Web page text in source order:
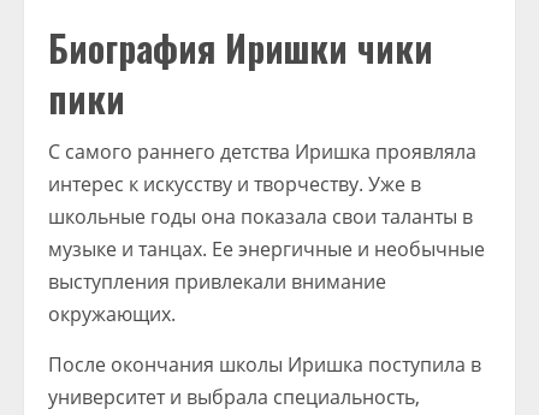
Биография Иришки чики
пики
С самого раннего детства Иришка проявляла
интерес к искусству и творчеству. Уже в
школьные годы она показала свои таланты в
музыке и танцах. Ее энергичные и необычные
выступления привлекали внимание
окружающих.
После окончания школы Иришка поступила в
университет и выбрала специальность,